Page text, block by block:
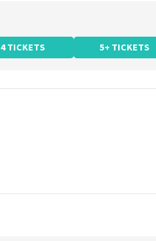
4 TICKETS 5+ TICKETS